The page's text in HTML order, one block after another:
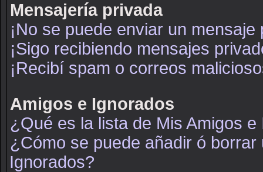
Mensajería privada
¡No se puede enviar un mensaje
¡Sigo recibiendo mensajes
¡Recibí spam o correos
Amigos e Ignorados
¿Qué es la lista de Mis Amigos e
¿Cómo se puede añadir ó
Ignorados?